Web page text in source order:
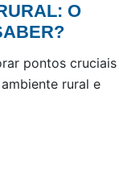
O
pontos cruciais
rural e